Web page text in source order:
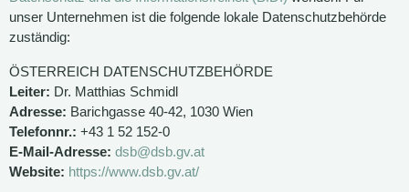
unser Unternehmen ist die folgende lokale Datenschutzbehörde
zuständig:
ÖSTERREICH DATENSCHUTZBEHÖRDE
Leiter: Dr. Matthias Schmidl
Adresse: Barichgasse 40-42, 1030 Wien
Telefonnr.: +43 1 52 152-0
E-Mail-Adresse: dsb@dsb.gv.at
Website: https://www.dsb.gv.at/